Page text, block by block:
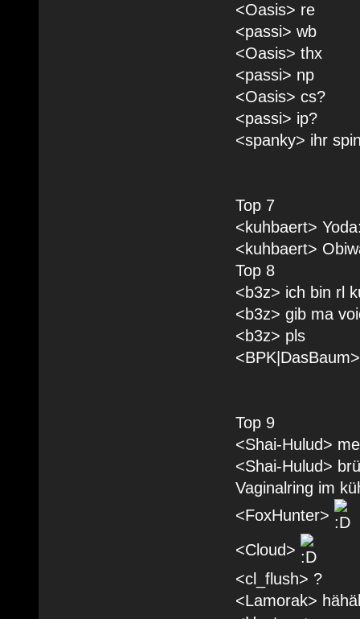
<Oasis> re
<passi> wb
<Oasis> thx
<passi> np
<Oasis> cs?
<passi> ip?
<spanky> ihr
Top 7
<kuhbaert>
<kuhbaert>
Top 8
<b3z> ich bin rl
<b3z> gib ma
<b3z> pls
Top 9
<Shai-Hulud>
<Shai-Hulud>
Vaginalring im
<FoxHunter>
<Cloud>
<cl_flush> ?
<Lamorak>